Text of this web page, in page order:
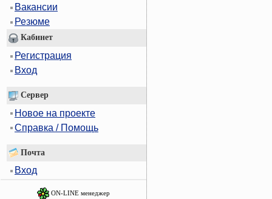
Вакансии
Резюме
Кабинет
Регистрация
Вход
Сервер
Новое на проекте
Справка / Помощь
Почта
Вход
ON-LINE менеджер